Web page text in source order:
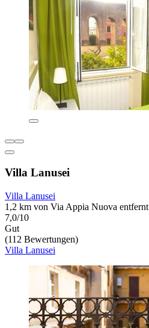
Villa Lanusei
Villa Lanusei
1,2 km von Via Appia Nuova entfernt
7,0/10
Gut
(112 Bewertungen)
Villa Lanusei